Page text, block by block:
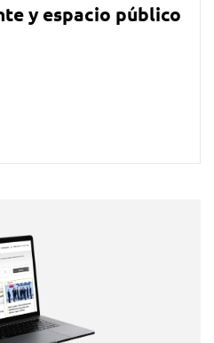
y espacio público